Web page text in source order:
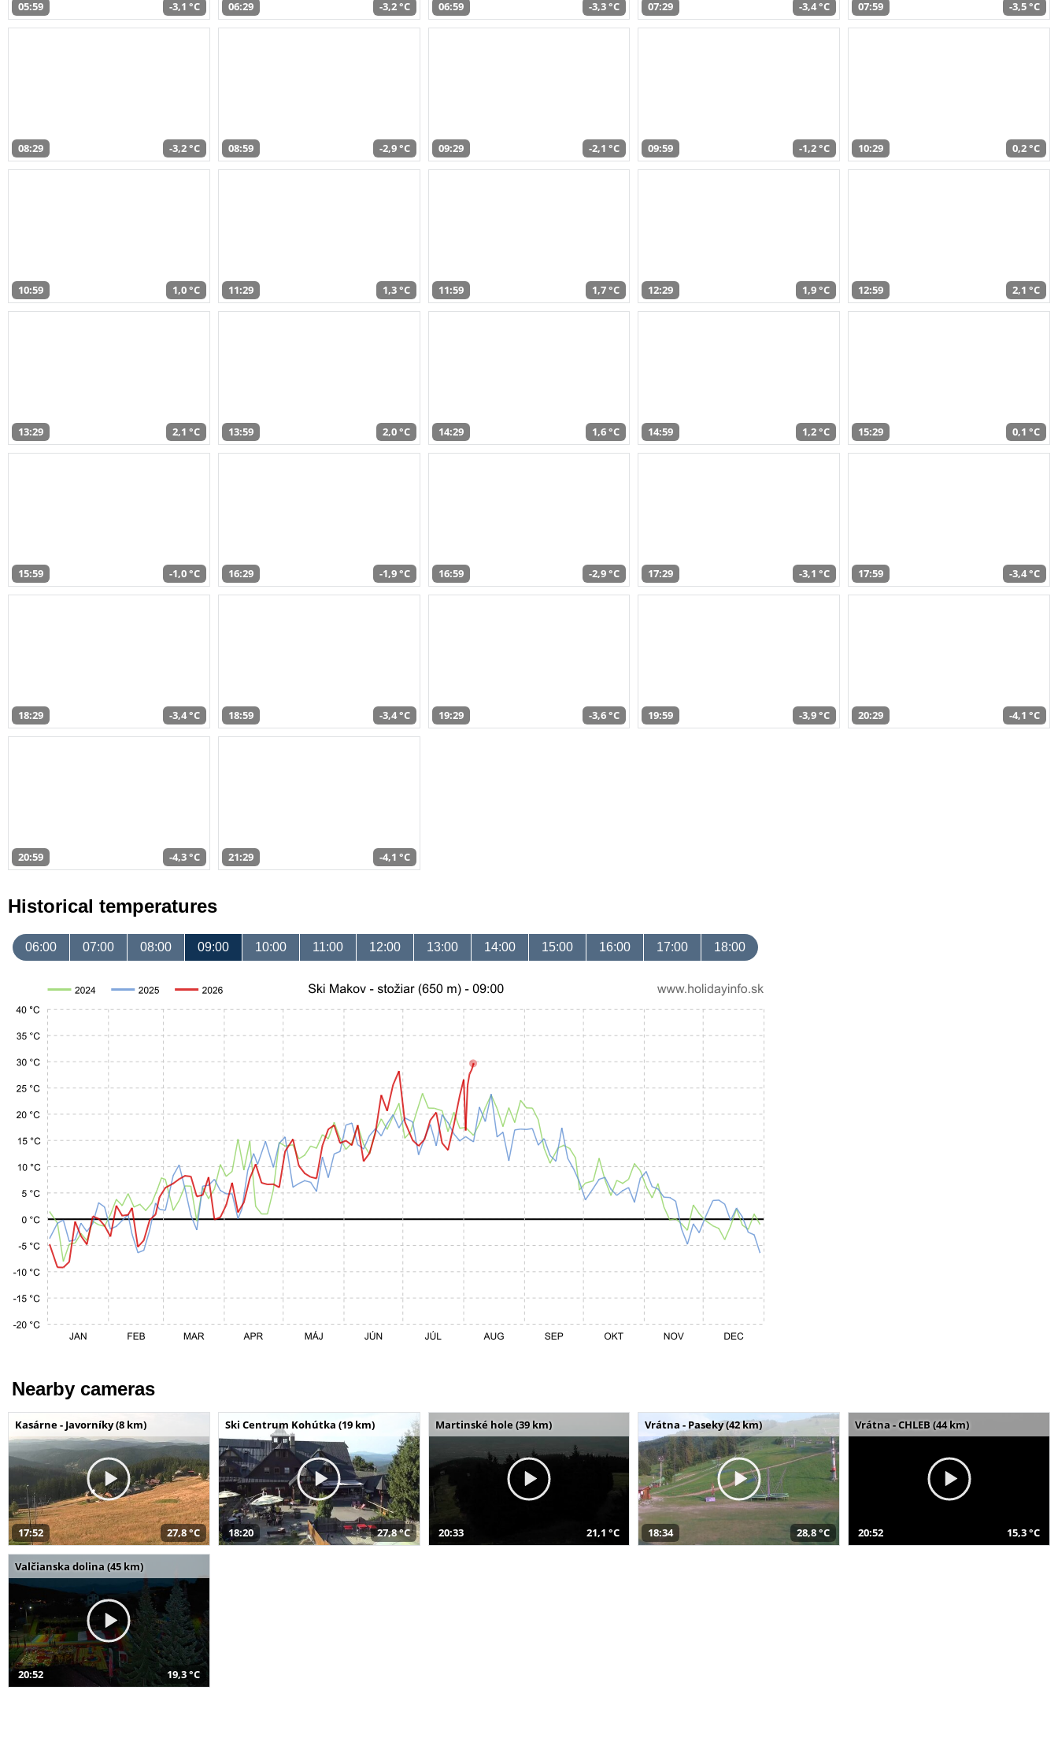
05:59 -3,1 °C 06:29 -3,2 °C 06:59 -3,3 °C 07:29 -3,4 °C 07:59 -3,5 °C
08:29 -3,2 °C 08:59 -2,9 °C 09:29 -2,1 °C 09:59 -1,2 °C 10:29 0,2 °C
10:59 1,0 °C 11:29 1,3 °C 11:59 1,7 °C 12:29 1,9 °C 12:59 2,1 °C
13:29 2,1 °C 13:59 2,0 °C 14:29 1,6 °C 14:59 1,2 °C 15:29 0,1 °C
15:59 -1,0 °C 16:29 -1,9 °C 16:59 -2,9 °C 17:29 -3,1 °C 17:59 -3,4 °C
18:29 -3,4 °C 18:59 -3,4 °C 19:29 -3,6 °C 19:59 -3,9 °C 20:29 -4,1 °C
20:59 -4,3 °C 21:29 -4,1 °C
Historical temperatures
06:00 07:00 08:00 09:00 10:00 11:00 12:00 13:00 14:00 15:00 16:00 17:00 18:00
Nearby cameras
Kasárne - Javorníky (8 km)
17:52 27,8 °C
Ski Centrum Kohútka (19 km)
18:20 27,8 °C
Martinské hole (39 km)
20:33 21,1 °C
Vrátna - Paseky (42 km)
18:34 28,8 °C
Vrátna - CHLEB (44 km)
20:52 15,3 °C
Valčianska dolina (45 km)
20:52 19,3 °C